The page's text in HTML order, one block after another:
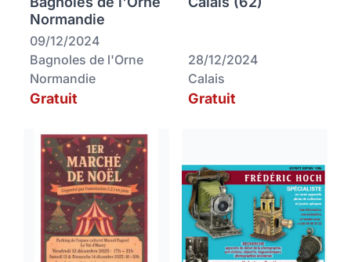
Normandie
09/12/2024
Bagnoles de l'Orne
Normandie
Gratuit
28/12/2024
Calais
Gratuit